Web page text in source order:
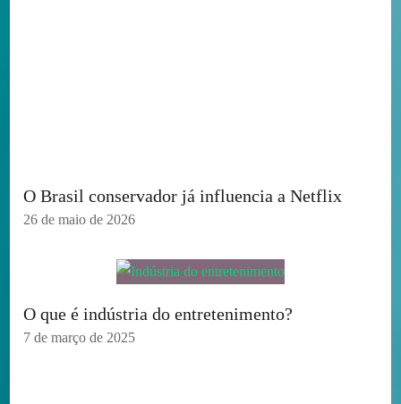
O Brasil conservador já influencia a Netflix
26 de maio de 2026
O que é indústria do entretenimento?
7 de março de 2025